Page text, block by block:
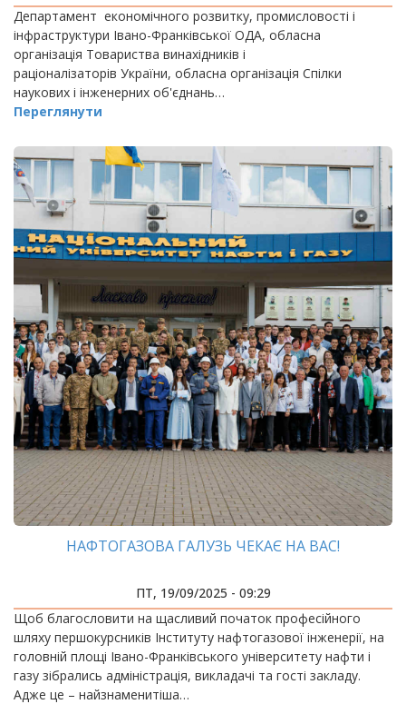
Департамент економічного розвитку, промисловості і
інфраструктури Івано-Франківської ОДА, обласна
організація Товариства винахідників і
раціоналізаторів України, обласна організація Спілки
наукових і інженерних об'єднань…
Переглянути
НАФТОГАЗОВА ГАЛУЗЬ ЧЕКАЄ НА ВАС!
ПТ, 19/09/2025 - 09:29
Щоб благословити на щасливий початок професійного
шляху першокурсників Інституту нафтогазової інженерії, на
головній площі Івано-Франківського університету нафти і
газу зібрались адміністрація, викладачі та гості закладу.
Адже це – найзнаменитіша…